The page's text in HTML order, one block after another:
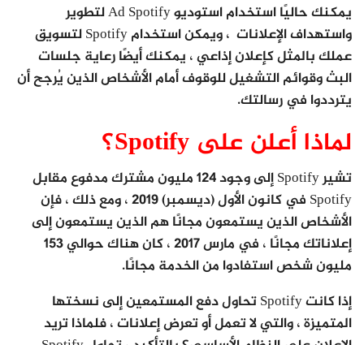
يمكنك حاليًا استخدام استوديو Ad Spotify لتطوير
واستهداف الإعلانات ، ويمكن استخدام Spotify لتسويق
عملك بالمثل كإعلان إذاعي ، يمكنك أيضًا رعاية جلسات
البث وقوائم التشغيل للوقوف أمام الأشخاص الذين يُرجح أن
يترددوا في رسالتك.
لماذا أعلن على Spotify؟
تشير Spotify إلى وجود 124 مليون مشترك مدفوع مقابل
Spotify في كانون الأول (ديسمبر) 2019 ، ومع ذلك ، فإن
الأشخاص الذين يستمعون مجانًا هم الذين يستمعون إلى
إعلاناتك مجانًا ، في مارس 2017 ، كان هناك حوالي 153
مليون شخص استفادوا من الخدمة مجانًا.
إذا كانت Spotify تحاول دفع المستمعين إلى نسختها
المتميزة ، والتي لا تعمل أو تعرض إعلانات ، فلماذا تريد